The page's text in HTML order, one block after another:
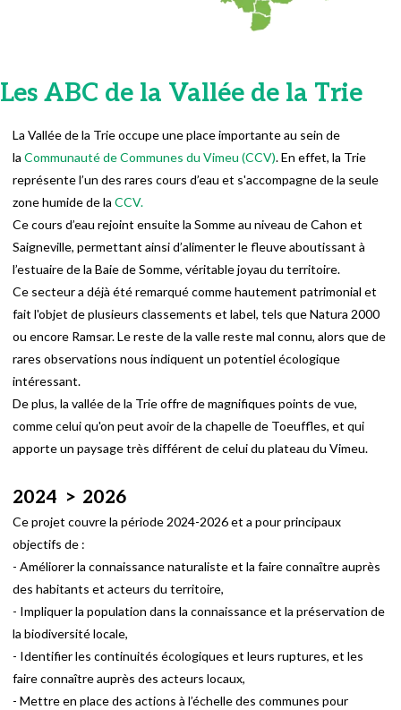
Les ABC de la Vallée de la Trie
La Vallée de la Trie occupe une place importante au sein de
la Communauté de Communes du Vimeu (CCV). En effet, la Trie
représente l’un des rares cours d’eau et s'accompagne de la seule
zone humide de la CCV.
Ce cours d’eau rejoint ensuite la Somme au niveau de Cahon et
Saigneville, permettant ainsi d’alimenter le fleuve aboutissant à
l’estuaire de la Baie de Somme, véritable joyau du territoire.
Ce secteur a déjà été remarqué comme hautement patrimonial et
fait l'objet de plusieurs classements et label, tels que Natura 2000
ou encore Ramsar. Le reste de la valle reste mal connu, alors que de
rares observations nous indiquent un potentiel écologique
intéressant.
De plus, la vallée de la Trie offre de magnifiques points de vue,
comme celui qu'on peut avoir de la chapelle de Toeuffles, et qui
apporte un paysage très différent de celui du plateau du Vimeu.
2024 > 2026
Ce projet couvre la période 2024-2026 et a pour principaux
objectifs de :
- Améliorer la connaissance naturaliste et la faire connaître auprès
des habitants et acteurs du territoire,
- Impliquer la population dans la connaissance et la préservation de
la biodiversité locale,
- Identifier les continuités écologiques et leurs ruptures, et les
faire connaître auprès des acteurs locaux,
- Mettre en place des actions à l’échelle des communes pour